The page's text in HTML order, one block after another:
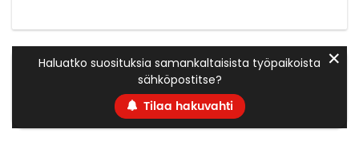
Haluatko suosituksia samankaltaisista työpaikoista
sähköpostitse?
Tilaa hakuvahti
✕